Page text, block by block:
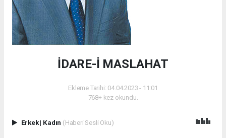
İDARE-İ MASLAHAT
Ekleme Tarihi: 04.04.2023 - 11:01
768+ kez okundu.
Erkek| Kadın (Haberi Sesli Oku)